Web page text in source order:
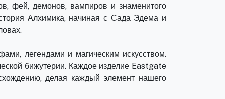
фей, демонов, вампиров и знаменитого
Алхимика, начиная с Сада Эдема и
легендами и магическим искусством.
бижутерии. Каждое изделие Eastgate
делая каждый элемент нашего